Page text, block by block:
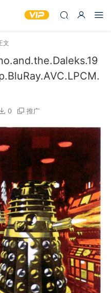
文
0 推广